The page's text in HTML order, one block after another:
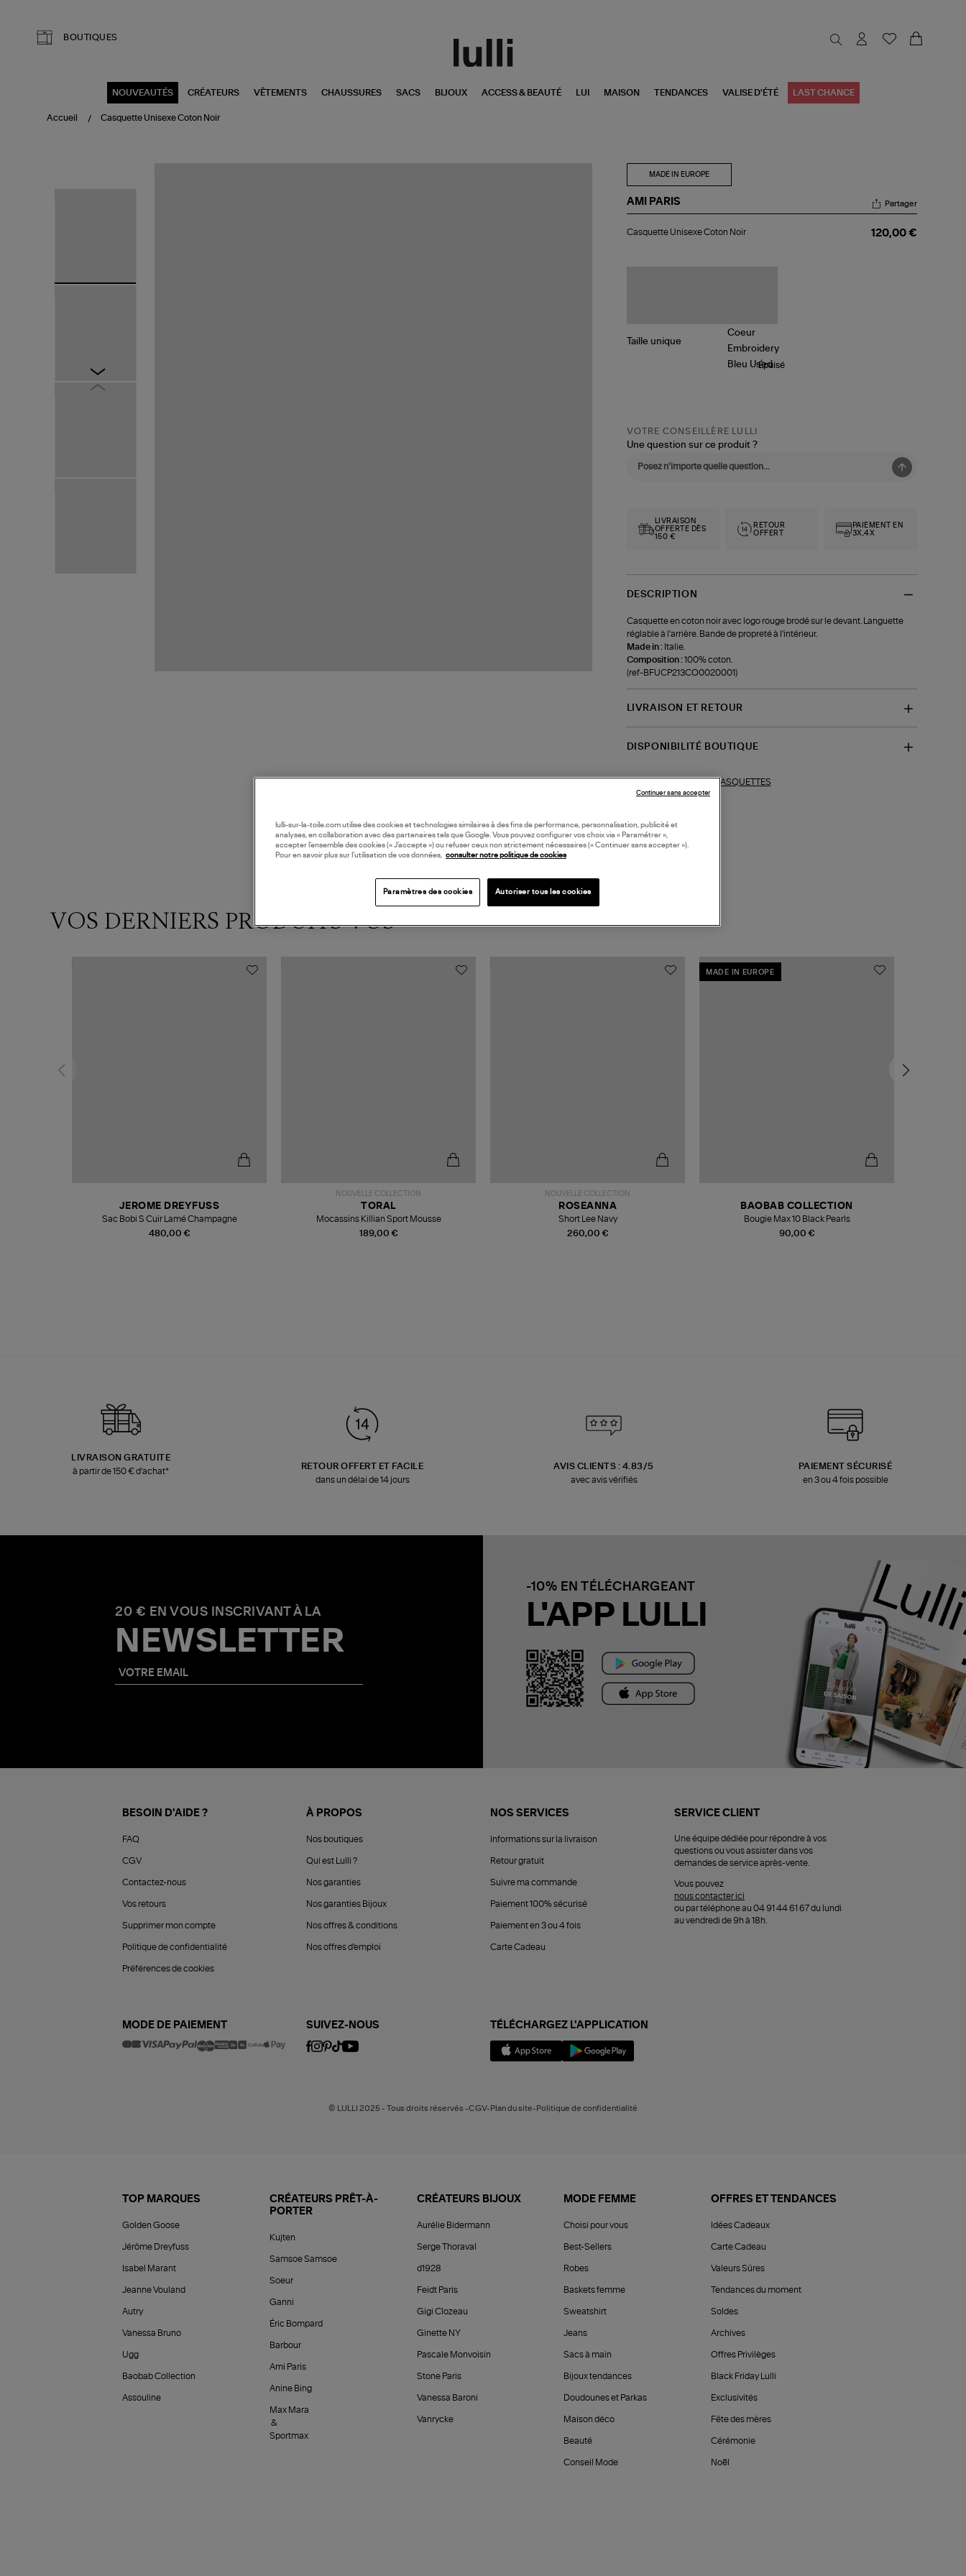
BOUTIQUES
NOUVEAUTÉS CRÉATEURS VÊTEMENTS CHAUSSURES SACS BIJOUX ACCESS & BEAUTÉ LUI MAISON TENDANCES VALISE D'ÉTÉ LAST CHANCE
Accueil Casquette Unisexe Coton Noir
MADE IN EUROPE
AMI PARIS
Unisexe
Partager
Casquette Unisexe Coton Noir 120,00 €
Taille unique
Épuisé
VOTRE CONSEILLÈRE LULLI
Une question sur ce produit ?
LIVRAISON
OFFERTE DÈS
150 €
RETOUR
OFFERT
PAIEMENT EN
3X,4X
DESCRIPTION
Casquette en coton noir avec logo rouge brodé sur le devant. Languette
réglable à l'arrière. Bande de propreté à l'intérieur.
Made in : Italie.
Composition :100% coton.
(ref-BFUCP213CO0020001)
LIVRAISON ET RETOUR
DISPONIBILITÉ BOUTIQUE
CASQUETTES
VOS DERNIERS PRODUITS VUS
480,00 €
JEROME DREYFUSS
Sac Bobi S Cuir Lamé Champagne
NOUVELLE COLLECTION
189,00 €
TORAL
Mocassins Killian Sport Mousse
NOUVELLE COLLECTION
260,00 €
ROSEANNA
Short Lee Navy
MADE IN EUROPE
90,00 €
BAOBAB COLLECTION
Bougie Max 10 Black Pearls
LIVRAISON GRATUITE
à partir de 150 € d'achat*
RETOUR OFFERT ET FACILE
dans un délai de 14 jours
AVIS CLIENTS : 4.83/5
avec avis vérifiés
PAIEMENT SÉCURISÉ
en 3 ou 4 fois possible
20 € EN VOUS INSCRIVANT À LA
NEWSLETTER
-10% EN TÉLÉCHARGEANT
L'APP LULLI
BESOIN D'AIDE ?
FAQ
CGV
Contactez-nous
Vos retours
Supprimer mon compte
Politique de confidentialité
Préférences de cookies
À PROPOS
Nos boutiques
Qui est Lulli ?
Nos garanties
Nos garanties Bijoux
Nos offres & conditions
Nos offres d'emploi
NOS SERVICES
Informations sur la livraison
Retour gratuit
Suivre ma commande
Paiement 100% sécurisé
Paiement en 3 ou 4 fois
Carte Cadeau
SERVICE CLIENT
Une équipe dédiée pour répondre à vos
questions ou vous assister dans vos
demandes de service après-vente.
Vous pouvez
nous contacter ici
ou par téléphone au 04 91 44 61 67 du lundi
au vendredi de 9h à 18h.
MODE DE PAIEMENT SUIVEZ-NOUS TÉLÉCHARGEZ L'APPLICATION
© LULLI 2025 - Tous droits réservés -CGV-Plan du site-Politique de confidentialité
TOP MARQUES
Golden Goose
Jérôme Dreyfuss
Isabel Marant
Jeanne Vouland
Autry
Vanessa Bruno
Ugg
Baobab Collection
Assouline
CRÉATEURS PRÊT-À-
PORTER
Kujten
Samsoe Samsoe
Soeur
Ganni
Éric Bompard
Barbour
Ami Paris
Anine Bing
Max Mara
&
Sportmax
CRÉATEURS BIJOUX
Aurélie Bidermann
Serge Thoraval
d1928
Feidt Paris
Gigi Clozeau
Ginette NY
Pascale Monvoisin
Stone Paris
Vanessa Baroni
Vanrycke
MODE FEMME
Choisi pour vous
Best-Sellers
Robes
Baskets femme
Sweatshirt
Jeans
Sacs à main
Bijoux tendances
Doudounes et Parkas
Maison déco
Beauté
Conseil Mode
OFFRES ET TENDANCES
Idées Cadeaux
Carte Cadeau
Valeurs Sûres
Tendances du moment
Soldes
Archives
Offres Privilèges
Black Friday Lulli
Exclusivités
Fête des mères
Cérémonie
Noël
lulli-sur-la-toile.com utilise des cookies et technologies similaires à des fins de performance, personnalisation, publicité et
analyses, en collaboration avec des partenaires tels que Google. Vous pouvez configurer vos choix via « Paramétrer »,
accepter l’ensemble des cookies (« J’accepte ») ou refuser ceux non strictement nécessaires (« Continuer sans accepter »).
Pour en savoir plus sur l’utilisation de vos données,
consulter notre politique de cookies
Paramètres des cookies Autoriser tous les cookies
Continuer sans accepter